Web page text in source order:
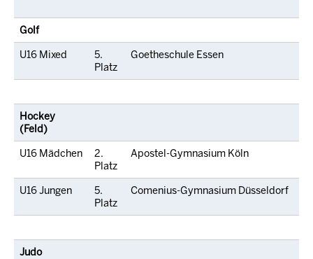
Golf
U16 Mixed
5.
Platz
Goetheschule Essen
Hockey
(Feld)
U16 Mädchen
2.
Platz
Apostel-Gymnasium Köln
U16 Jungen
5.
Platz
Comenius-Gymnasium Düsseldorf
Judo